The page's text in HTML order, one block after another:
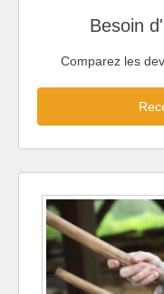
Besoin
Comparez les